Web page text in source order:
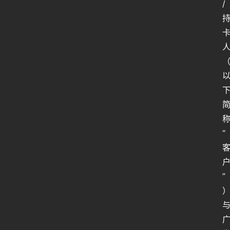
/
持
卡
人
（
以
下
简
称
“
客
户
”
）
与
广